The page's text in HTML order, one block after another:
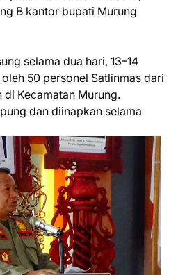
B kantor bupati Murung
selama dua hari, 13–14
50 personel Satlinmas dari
di Kecamatan Murung.
dan diinapkan selama